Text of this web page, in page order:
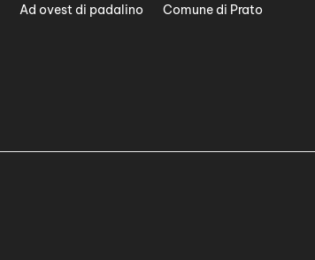
Ad ovest di padalino
Comune di Prato